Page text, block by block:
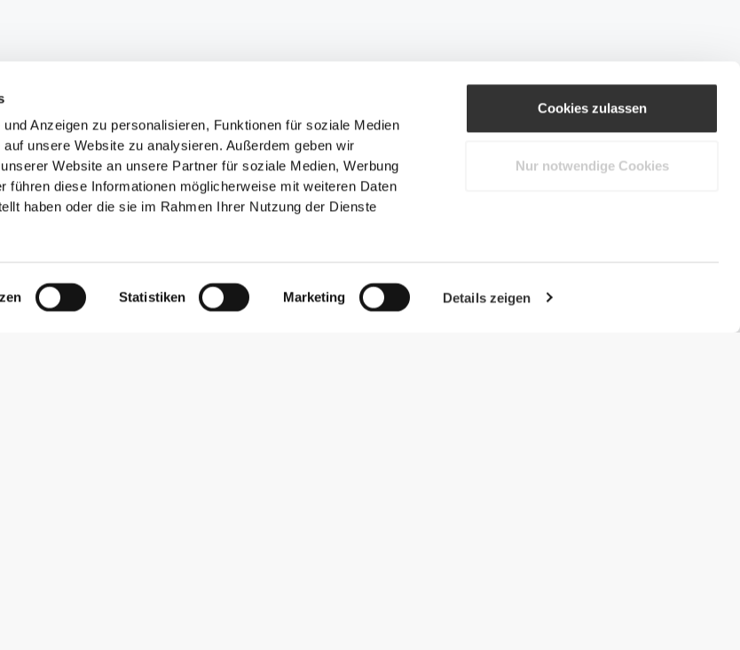
Anzeigen zu personalisieren, Funktionen für soziale Medien
unsere Website zu analysieren. Außerdem geben wir
Website an unsere Partner für soziale Medien, Werbung
führen diese Informationen möglicherweise mit weiteren Daten
haben oder die sie im Rahmen Ihrer Nutzung der Dienste
Statistiken Marketing Details zeigen
Cookies zulassen
Nur notwendige Cookies